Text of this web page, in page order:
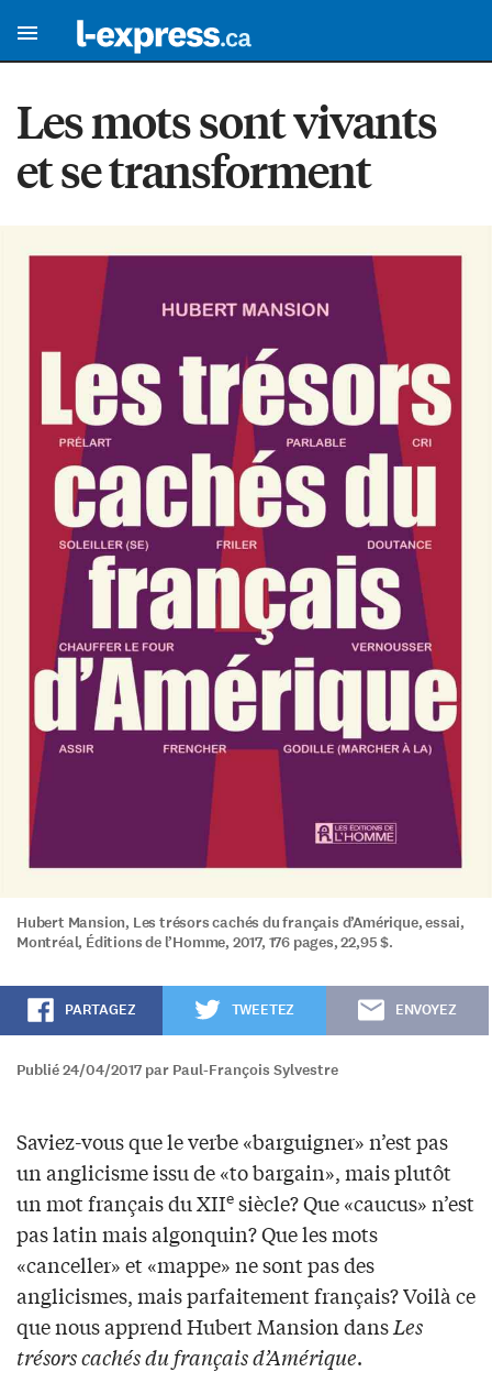
Les mots sont vivants
et se transforment
Hubert Mansion, Les trésors cachés du français d’Amérique, essai,
Montréal, Éditions de l’Homme, 2017, 176 pages, 22,95 $.
PARTAGEZ TWEETEZ ENVOYEZ
Publié 24/04/2017 par Paul-François Sylvestre
Saviez-vous que le verbe «barguigner» n’est pas
un anglicisme issu de «to bargain», mais plutôt
un mot français du XIIe siècle? Que «caucus» n’est
pas latin mais algonquin? Que les mots
«canceller» et «mappe» ne sont pas des
anglicismes, mais parfaitement français? Voilà ce
que nous apprend Hubert Mansion dansLes
trésors cachés du français d’Amérique.